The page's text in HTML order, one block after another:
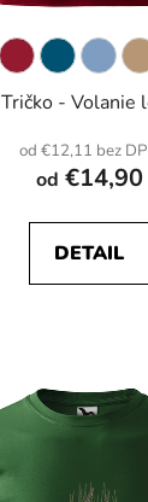
Tričko - Volanie
od €12,11 bez
od €14,90
DETAIL